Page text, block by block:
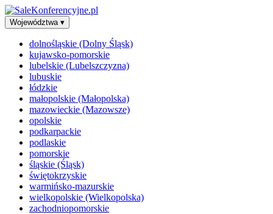
Województwa ▾
dolnośląskie (Dolny Śląsk)
kujawsko-pomorskie
lubelskie (Lubelszczyzna)
lubuskie
łódzkie
małopolskie (Małopolska)
mazowieckie (Mazowsze)
opolskie
podkarpackie
podlaskie
pomorskie
śląskie (Śląsk)
świętokrzyskie
warmińsko-mazurskie
wielkopolskie (Wielkopolska)
zachodniopomorskie